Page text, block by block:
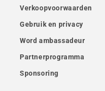
Verkoopvoorwaarden
Gebruik en privacy
Word ambassadeur
Partnerprogramma
Sponsoring